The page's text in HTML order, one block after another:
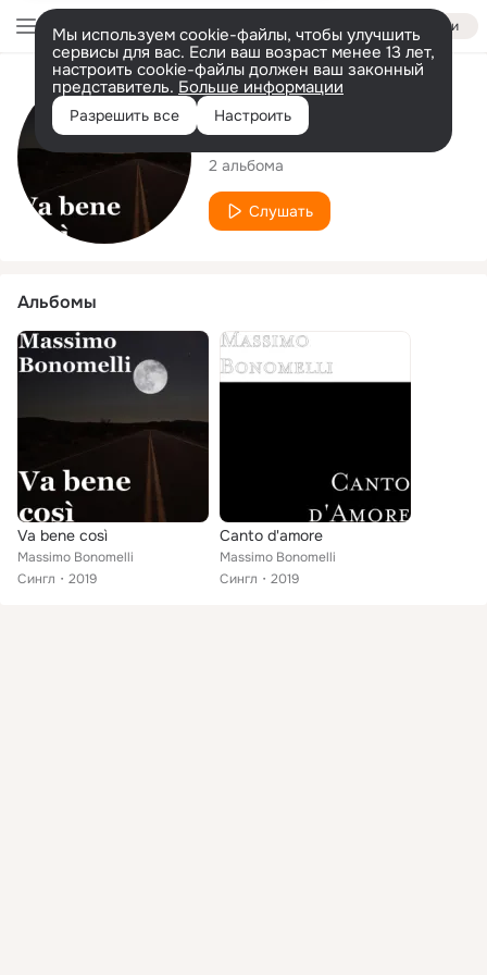
Войти
Мы используем cookie-файлы, чтобы улучшить
сервисы для вас. Если ваш возраст менее 13 лет,
настроить cookie-файлы должен ваш законный
представитель. Больше информации
Разрешить все Настроить
Исполнитель
Massimo Bonomelli
2 альбома
Слушать
Альбомы
Va bene così
Massimo Bonomelli
Сингл
2019
Canto d'amore
Massimo Bonomelli
Сингл
2019